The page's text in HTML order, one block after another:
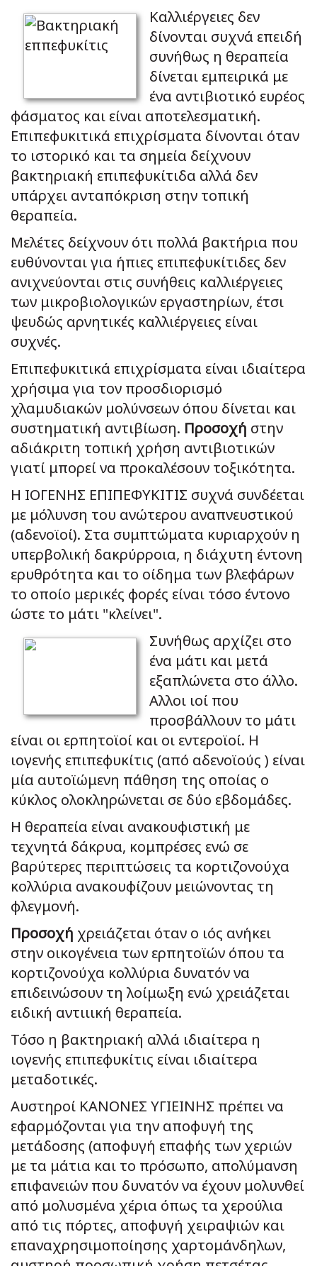
Καλλιέργειες δεν
δίνονται συχνά επειδή
συνήθως η θεραπεία
δίνεται εμπειρικά με
ένα αντιβιοτικό ευρέος
φάσματος και είναι αποτελεσματική.
Επιπεφυκιτικά επιχρίσματα δίνονται όταν
το ιστορικό και τα σημεία δείχνουν
βακτηριακή επιπεφυκίτιδα αλλά δεν
υπάρχει ανταπόκριση στην τοπική
θεραπεία.
Μελέτες δείχνουν ότι πολλά βακτήρια που
ευθύνονται για ήπιες επιπεφυκίτιδες δεν
ανιχνεύονται στις συνήθεις καλλιέργειες
των μικροβιολογικών εργαστηρίων, έτσι
ψευδώς αρνητικές καλλιέργειες είναι
συχνές.
Επιπεφυκιτικά επιχρίσματα είναι ιδιαίτερα
χρήσιμα για τον προσδιορισμό
χλαμυδιακών μολύνσεων όπου δίνεται και
συστηματική αντιβίωση. Προσοχή στην
αδιάκριτη τοπική χρήση αντιβιοτικών
γιατί μπορεί να προκαλέσουν τοξικότητα.
Η ΙΟΓΕΝΗΣ ΕΠΙΠΕΦΥΚΙΤΙΣ συχνά συνδέεται
με μόλυνση του ανώτερου αναπνευστικού
(αδενοϊοί). Στα συμπτώματα κυριαρχούν η
υπερβολική δακρύρροια, η διάχυτη έντονη
ερυθρότητα και το οίδημα των βλεφάρων
το οποίο μερικές φορές είναι τόσο έντονο
ώστε το μάτι "κλείνει".
Συνήθως αρχίζει στο
ένα μάτι και μετά
εξαπλώνετα στο άλλο.
Αλλοι ιοί που
προσβάλλουν το μάτι
είναι οι ερπητοϊοί και οι εντεροϊοί. Η
ιογενής επιπεφυκίτις (από αδενοϊούς ) είναι
μία αυτοϊώμενη πάθηση της οποίας ο
κύκλος ολοκληρώνεται σε δύο εβδομάδες.
Η θεραπεία είναι ανακουφιστική με
τεχνητά δάκρυα, κομπρέσες ενώ σε
βαρύτερες περιπτώσεις τα κορτιζονούχα
κολλύρια ανακουφίζουν μειώνοντας τη
φλεγμονή.
Προσοχή χρειάζεται όταν ο ιός ανήκει
στην οικογένεια των ερπητοϊών όπου τα
κορτιζονούχα κολλύρια δυνατόν να
επιδεινώσουν τη λοίμωξη ενώ χρειάζεται
ειδική αντιιική θεραπεία.
Τόσο η βακτηριακή αλλά ιδιαίτερα η
ιογενής επιπεφυκίτις είναι ιδιαίτερα
μεταδοτικές.
Αυστηροί ΚΑΝΟΝΕΣ ΥΓΙΕΙΝΗΣ πρέπει να
εφαρμόζονται για την αποφυγή της
μετάδοσης (αποφυγή επαφής των χεριών
με τα μάτια και το πρόσωπο, απολύμανση
επιφανειών που δυνατόν να έχουν μολυνθεί
από μολυσμένα χέρια όπως τα χερούλια
από τις πόρτες, αποφυγή χειραψιών και
επαναχρησιμοποίησης χαρτομάνδηλων,